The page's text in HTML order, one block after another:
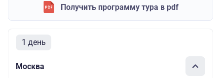
Получить программу тура в pdf
1 день
Москва